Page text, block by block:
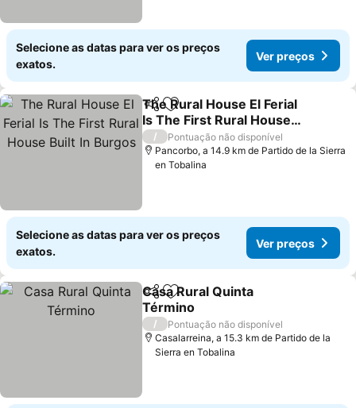
Selecione as datas para ver os preços
exatos.
Ver preços
PartilharAdicionar aos favoritos
The Rural House El Ferial
Is The First Rural House
Built In Burgos
Ver preços
/
Pontuação não disponível
Pancorbo, a 14.9 km de Partido de la Sierra
en Tobalina
Selecione as datas para ver os preços
exatos.
Ver preços
PartilharAdicionar aos favoritos
Casa Rural Quinta
Término
Ver preços
/
Pontuação não disponível
Casalarreina, a 15.3 km de Partido de la
Sierra en Tobalina